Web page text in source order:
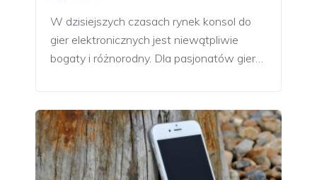
W dzisiejszych czasach rynek konsol do
gier elektronicznych jest niewątpliwie
bogaty i różnorodny. Dla pasjonatów gier…